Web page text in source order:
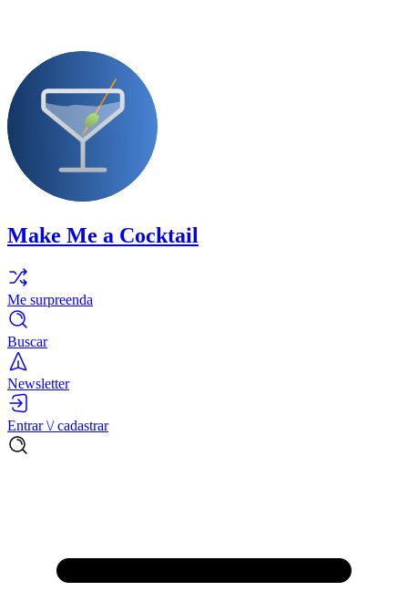
Make Me a Cocktail
Me surpreenda
Buscar
Newsletter
Entrar \/ cadastrar